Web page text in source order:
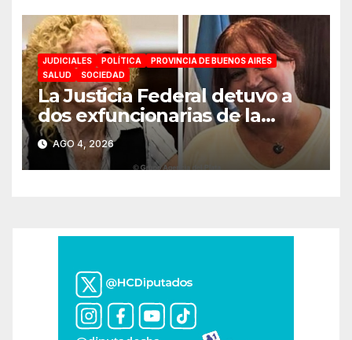
JUDICIALES POLÍTICA
PROVINCIA DE BUENOS AIRES
SALUD
SOCIEDAD
La Justicia Federal detuvo a
dos exfuncionarias de la
ANMAT y el INAME por la
causa del fentanilo
contaminado
AGO 4, 2026